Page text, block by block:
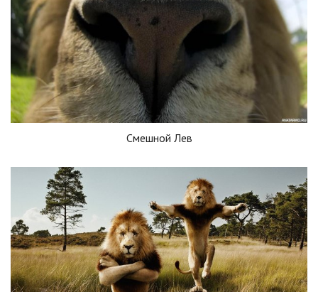
Смешной Лев